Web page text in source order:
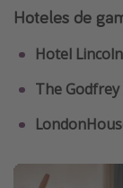
Hoteles de
Hotel Lincoln
The